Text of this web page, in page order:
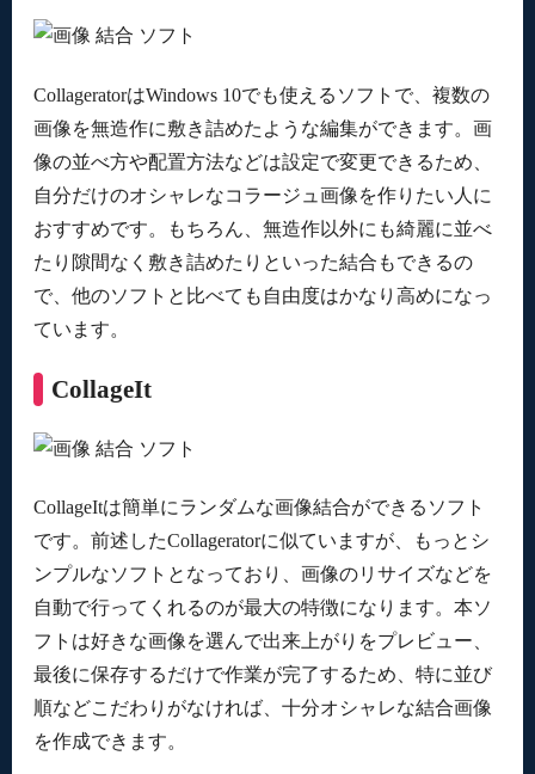
CollageratorはWindows 10でも使えるソフトで、複数の
画像を無造作に敷き詰めたような編集ができます。画
像の並べ方や配置方法などは設定で変更できるため、
自分だけのオシャレなコラージュ画像を作りたい人に
おすすめです。もちろん、無造作以外にも綺麗に並べ
たり隙間なく敷き詰めたりといった結合もできるの
で、他のソフトと比べても自由度はかなり高めになっ
ています。
CollageIt
CollageItは簡単にランダムな画像結合ができるソフト
です。前述したCollageratorに似ていますが、もっとシ
ンプルなソフトとなっており、画像のリサイズなどを
自動で行ってくれるのが最大の特徴になります。本ソ
フトは好きな画像を選んで出来上がりをプレビュー、
最後に保存するだけで作業が完了するため、特に並び
順などこだわりがなければ、十分オシャレな結合画像
を作成できます。